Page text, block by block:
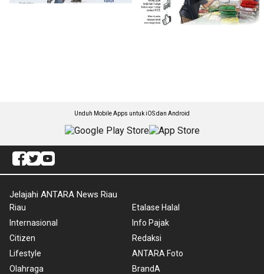
Unduh Mobile Apps untuk iOS dan Android
Jelajahi ANTARA News Riau
Riau
Internasional
Citizen
Lifestyle
Olahraga
Etalase Halal
Info Pajak
Redaksi
ANTARA Foto
BrandA